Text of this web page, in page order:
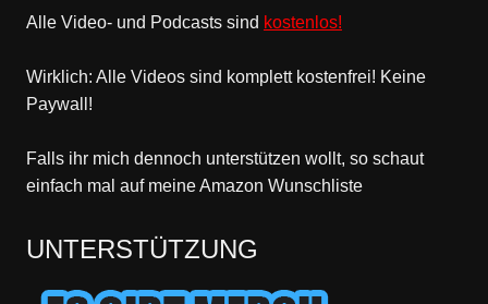
Alle Video- und Podcasts sind kostenlos!
Wirklich: Alle Videos sind komplett kostenfrei! Keine
Paywall!
Falls ihr mich dennoch unterstützen wollt, so schaut
einfach mal auf meine Amazon Wunschliste
UNTERSTÜTZUNG